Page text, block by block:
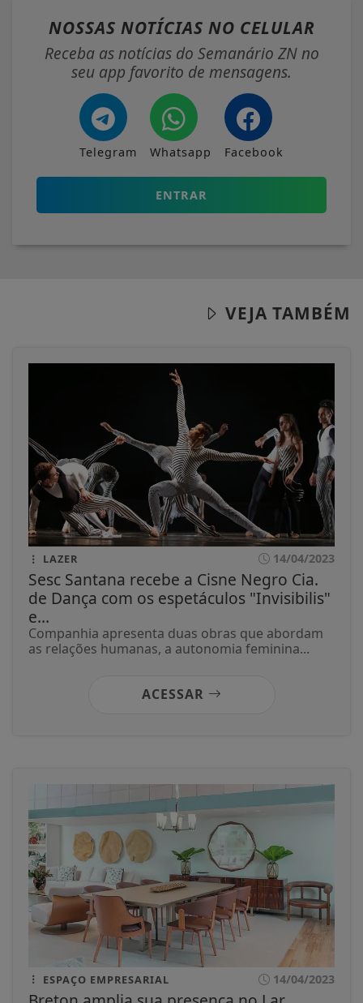
NOSSAS NOTÍCIAS NO CELULAR
Receba as notícias do Semanário ZN no
seu app favorito de mensagens.
Telegram Whatsapp Facebook
ENTRAR
VEJA TAMBÉM
LAZER 14/04/2023
Sesc Santana recebe a Cisne Negro Cia.
de Dança com os espetáculos "Invisibilis"
e...
Companhia apresenta duas obras que abordam
as relações humanas, a autonomia feminina...
ACESSAR
ESPAÇO EMPRESARIAL 14/04/2023